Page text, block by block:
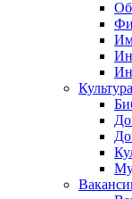
Культура